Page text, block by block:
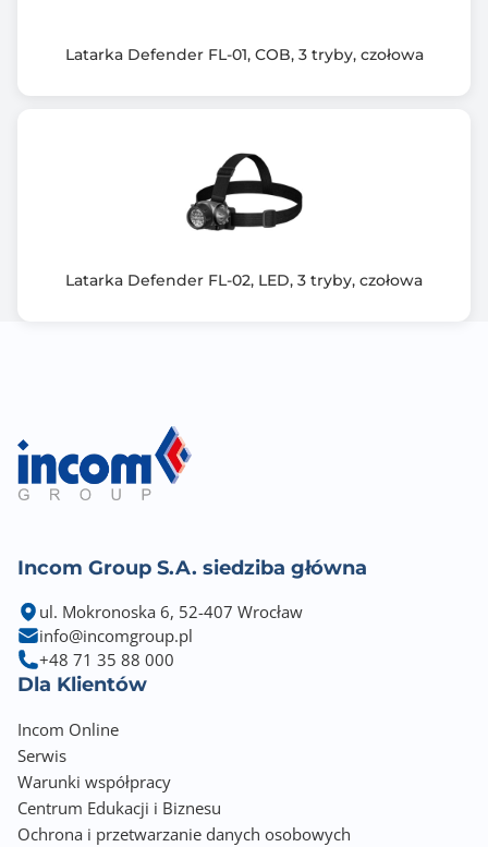
Latarka Defender FL-01, COB, 3 tryby, czołowa
Latarka Defender FL-02, LED, 3 tryby, czołowa
Incom Group S.A. siedziba główna
ul. Mokronoska 6, 52-407 Wrocław
info@incomgroup.pl
+48 71 35 88 000
Dla Klientów
Incom Online
Serwis
Warunki współpracy
Centrum Edukacji i Biznesu
Ochrona i przetwarzanie danych osobowych